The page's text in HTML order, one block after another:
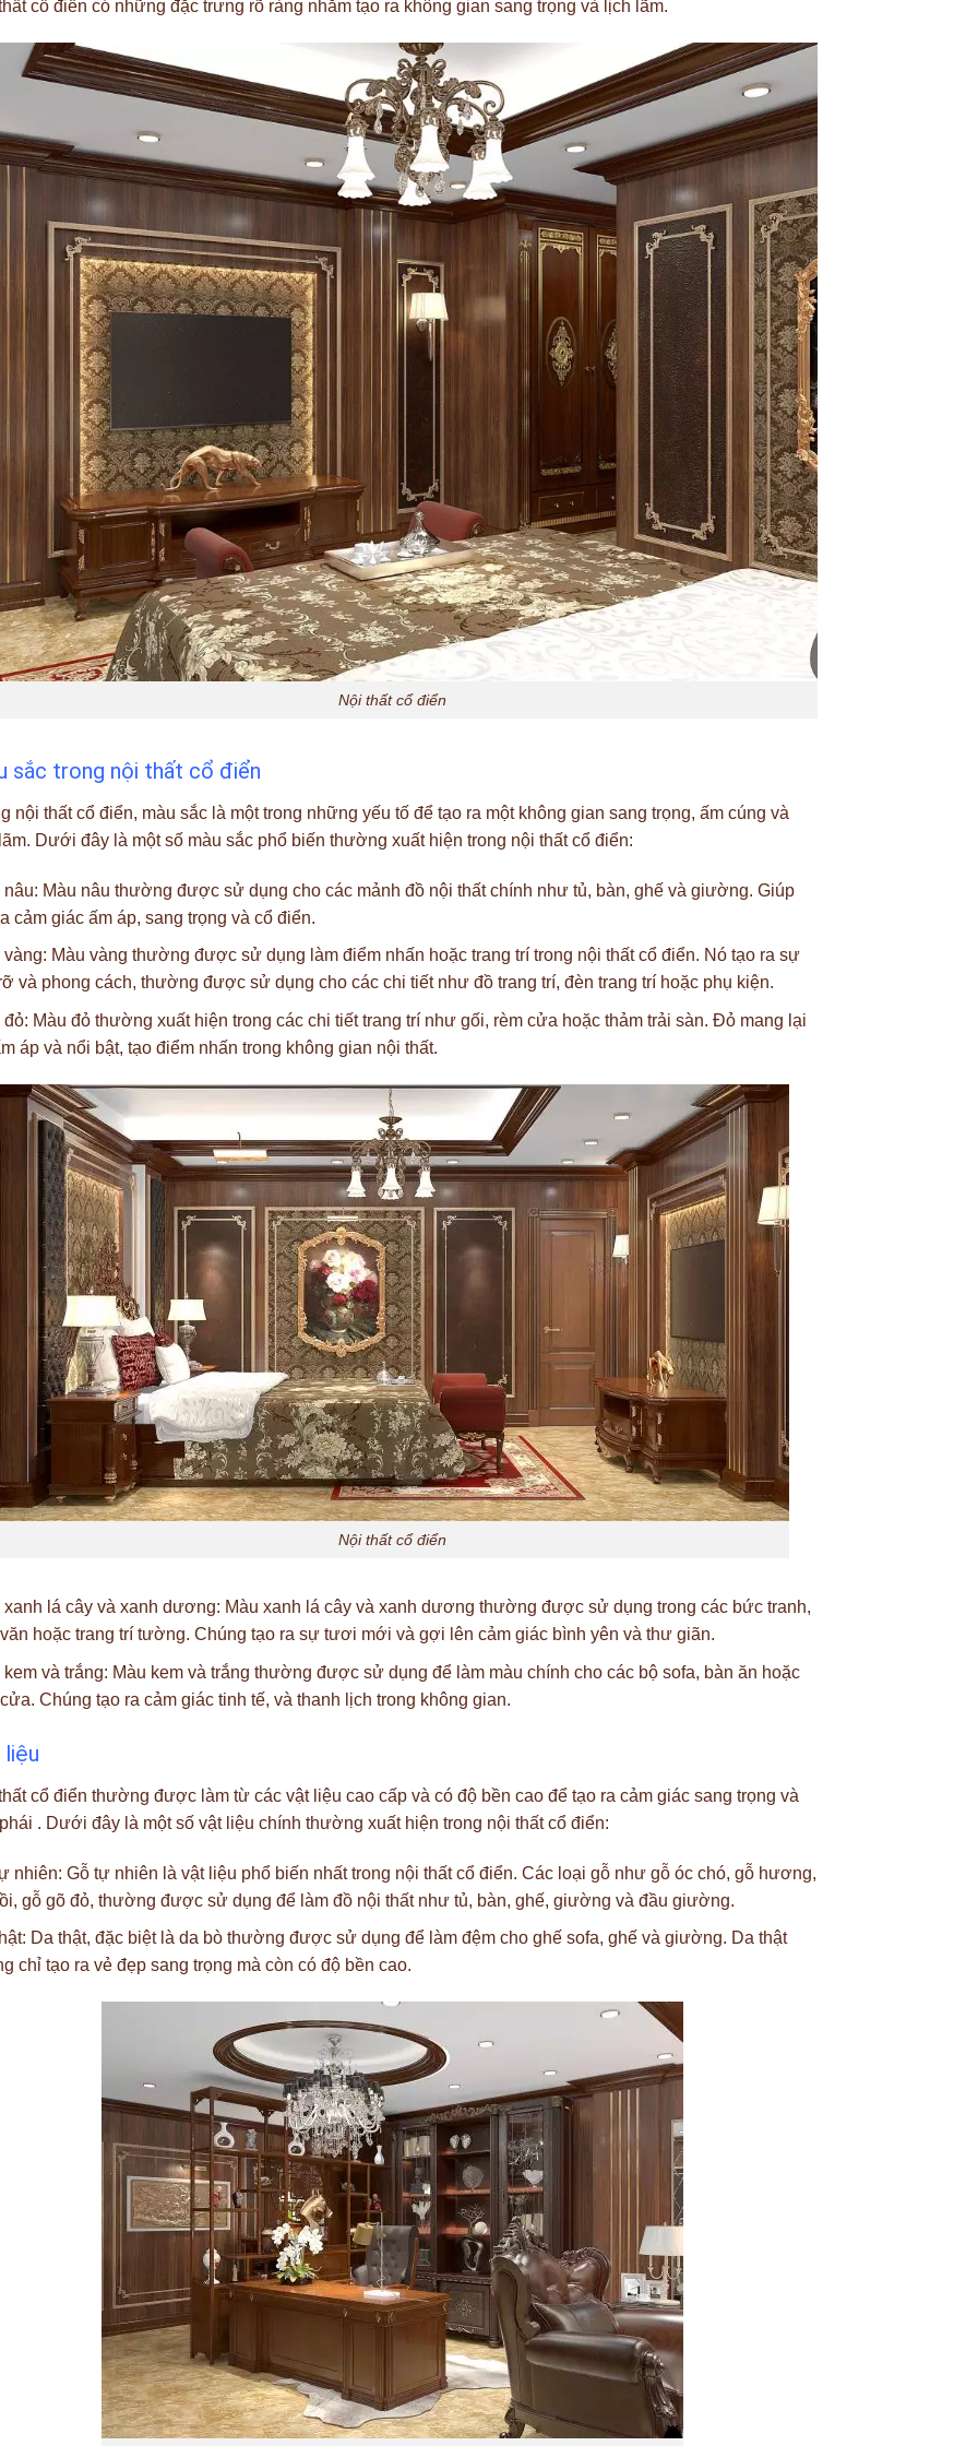
cổ điển có những đặc trưng rõ ràng nhằm tạo ra không gian sang trọng và lịch lãm.
Nội thất cổ điển
sắc trong nội thất cổ điển
nội thất cổ điển, màu sắc là một trong những yếu tố để tạo ra một không gian sang trọng, ấm cúng và
Dưới đây là một số màu sắc phổ biến thường xuất hiện trong nội thất cổ điển:
nâu: Màu nâu thường được sử dụng cho các mảnh đồ nội thất chính như tủ, bàn, ghế và giường. Giúp
cảm giác ấm áp, sang trọng và cổ điển.
vàng: Màu vàng thường được sử dụng làm điểm nhấn hoặc trang trí trong nội thất cổ điển. Nó tạo ra sự
và phong cách, thường được sử dụng cho các chi tiết như đồ trang trí, đèn trang trí hoặc phụ kiện.
đỏ: Màu đỏ thường xuất hiện trong các chi tiết trang trí như gối, rèm cửa hoặc thảm trải sàn. Đỏ mang lại
áp và nổi bật, tạo điểm nhấn trong không gian nội thất.
Nội thất cổ điển
xanh lá cây và xanh dương: Màu xanh lá cây và xanh dương thường được sử dụng trong các bức tranh,
hoặc trang trí tường. Chúng tạo ra sự tươi mới và gợi lên cảm giác bình yên và thư giãn.
kem và trắng: Màu kem và trắng thường được sử dụng để làm màu chính cho các bộ sofa, bàn ăn hoặc
Chúng tạo ra cảm giác tinh tế, và thanh lịch trong không gian.
cổ điển thường được làm từ các vật liệu cao cấp và có độ bền cao để tạo ra cảm giác sang trọng và
. Dưới đây là một số vật liệu chính thường xuất hiện trong nội thất cổ điển:
nhiên: Gỗ tự nhiên là vật liệu phổ biến nhất trong nội thất cổ điển. Các loại gỗ như gỗ óc chó, gỗ hương,
gỗ gõ đỏ, thường được sử dụng để làm đồ nội thất như tủ, bàn, ghế, giường và đầu giường.
Da thật, đặc biệt là da bò thường được sử dụng để làm đệm cho ghế sofa, ghế và giường. Da thật
chỉ tạo ra vẻ đẹp sang trọng mà còn có độ bền cao.